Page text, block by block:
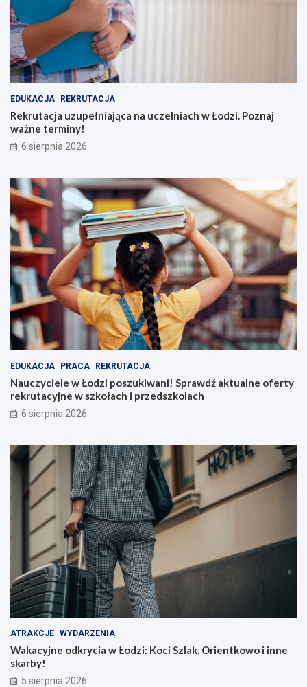
EDUKACJA REKRUTACJA
Rekrutacja uzupełniająca na uczelniach w Łodzi. Poznaj
ważne terminy!
6 sierpnia 2026
EDUKACJA PRACA REKRUTACJA
Nauczyciele w Łodzi poszukiwani! Sprawdź aktualne oferty
rekrutacyjne w szkołach i przedszkolach
6 sierpnia 2026
ATRAKCJE WYDARZENIA
Wakacyjne odkrycia w Łodzi: Koci Szlak, Orientkowo i inne
skarby!
5 sierpnia 2026